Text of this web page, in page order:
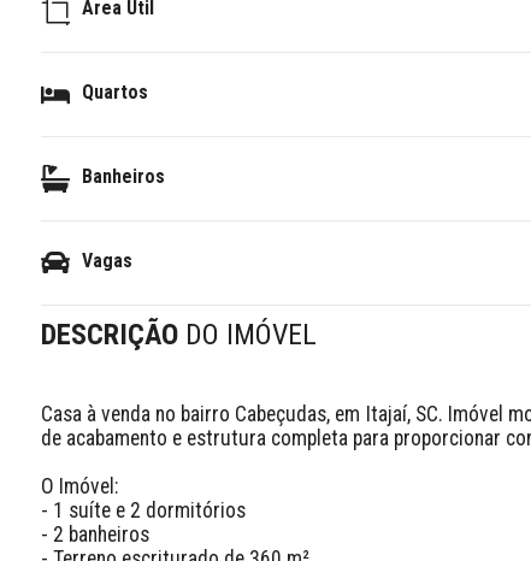
Área Útil
Quartos
Banheiros
Vagas
DESCRIÇÃO DO IMÓVEL
Casa à venda no bairro Cabeçudas, em Itajaí, SC. Imóvel
de acabamento e estrutura completa para proporcionar
O Imóvel:
- 1 suíte e 2 dormitórios
- 2 banheiros